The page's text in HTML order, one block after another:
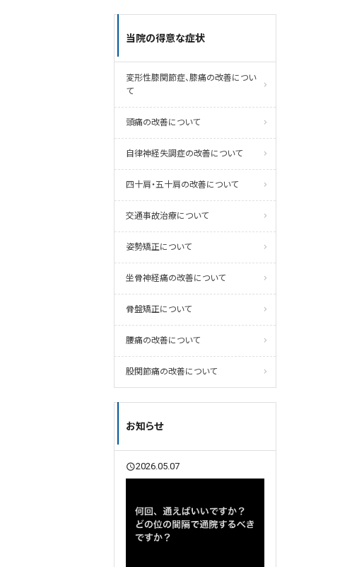
当院の得意な症状
変形性膝関節症、膝痛の改善につい
て
頭痛の改善について
自律神経失調症の改善について
四十肩・五十肩の改善について
交通事故治療について
姿勢矯正について
坐骨神経痛の改善について
骨盤矯正について
腰痛の改善について
股関節痛の改善について
お知らせ
query_builder2026.05.07